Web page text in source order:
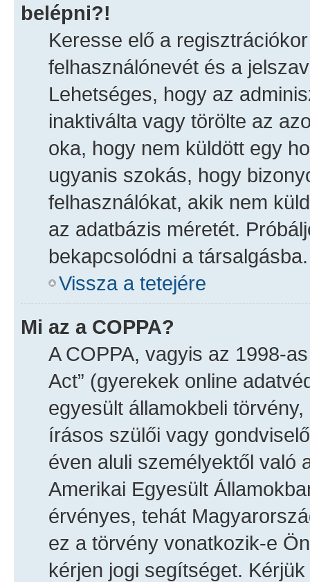
belépni?!
Keresse elő a
felhasználónevét és a
Lehetséges, hogy az
inaktiválta vagy törölte az
oka, hogy nem küldött egy
ugyanis szokás, hogy
felhasználókat, akik nem
az adatbázis méretét.
bekapcsolódni a társalgásba.
Vissza a tetejére
Mi az a COPPA?
A COPPA, vagyis az 1998-
Act” (gyerekek online
egyesült államokbeli
írásos szülői vagy
éven aluli személyektől való
Amerikai Egyesült
érvényes, tehát
ez a törvény vonatkozik-e
kérjen jogi segítséget.